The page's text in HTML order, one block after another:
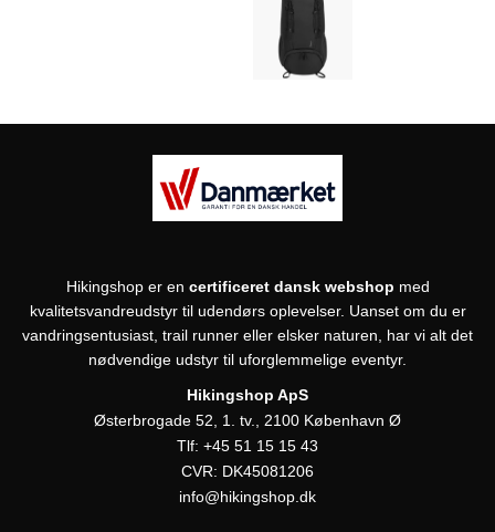
Hikingshop er en certificeret dansk webshop med
kvalitetsvandreudstyr til udendørs oplevelser. Uanset om du er
vandringsentusiast, trail runner eller elsker naturen, har vi alt det
nødvendige udstyr til uforglemmelige eventyr.
Hikingshop ApS
Østerbrogade 52, 1. tv., 2100 København Ø
Tlf: +45 51 15 15 43
CVR: DK45081206
info@hikingshop.dk